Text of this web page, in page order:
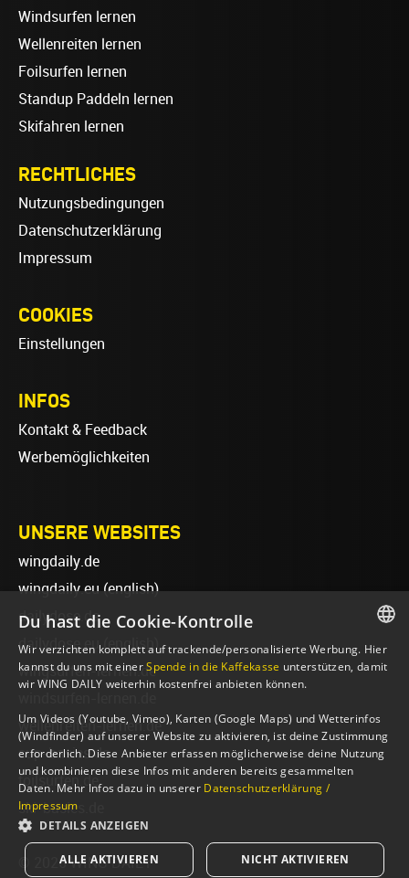
Windsurfen lernen
Wellenreiten lernen
Foilsurfen lernen
Standup Paddeln lernen
Skifahren lernen
RECHTLICHES
Nutzungsbedingungen
Datenschutzerklärung
Impressum
COOKIES
Einstellungen
INFOS
Kontakt & Feedback
Werbemöglichkeiten
UNSERE WEBSITES
wingdaily.de
wingdaily.eu(english)
dailydose.de
dailydose.eu (english)
wingsurfen-lernen.de
wellenreiten-lernen.de
sup-basics.de
foilsurfen.de
ski-basics.de
© 2026 WING DAILY
GERMAN
Du hast die Cookie-Kontrolle
Wir verzichten komplett auf trackende/personalisierte Werbung. Hier
kannst du uns mit einerSpende in die Kaffekasse unterstützen, damit
wir WING DAILY weiterhin kostenfrei anbieten können.
Um Videos (Youtube, Vimeo), Karten (Google Maps) und Wetterinfos
(Windfinder) auf unserer Website zu aktivieren, ist deine Zustimmung
erforderlich. Diese Anbieter erfassen möglicherweise deine Nutzung
und kombinieren diese Infos mit anderen bereits gesammelten
Daten. Mehr Infos dazu in unserer Datenschutzerklärung /
Impressum
DETAILS ANZEIGEN
ALLE AKTIVIEREN NICHT AKTIVIEREN